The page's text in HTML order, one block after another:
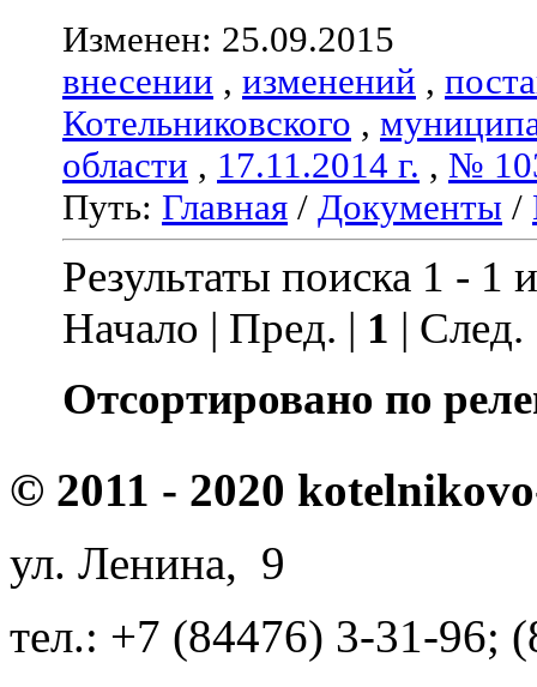
Изменен: 25.09.2015
внесении , изменений ,
Котельниковского ,
области , 17.11.2014 г. , №
Путь: Главная / Документы /
Результаты поиска 1 - 1
Начало | Пред. | 1 |
Отсортировано по
© 2011 - 2020
ул. Ленина, 9
тел.: +7 (84476) 3-31-96;